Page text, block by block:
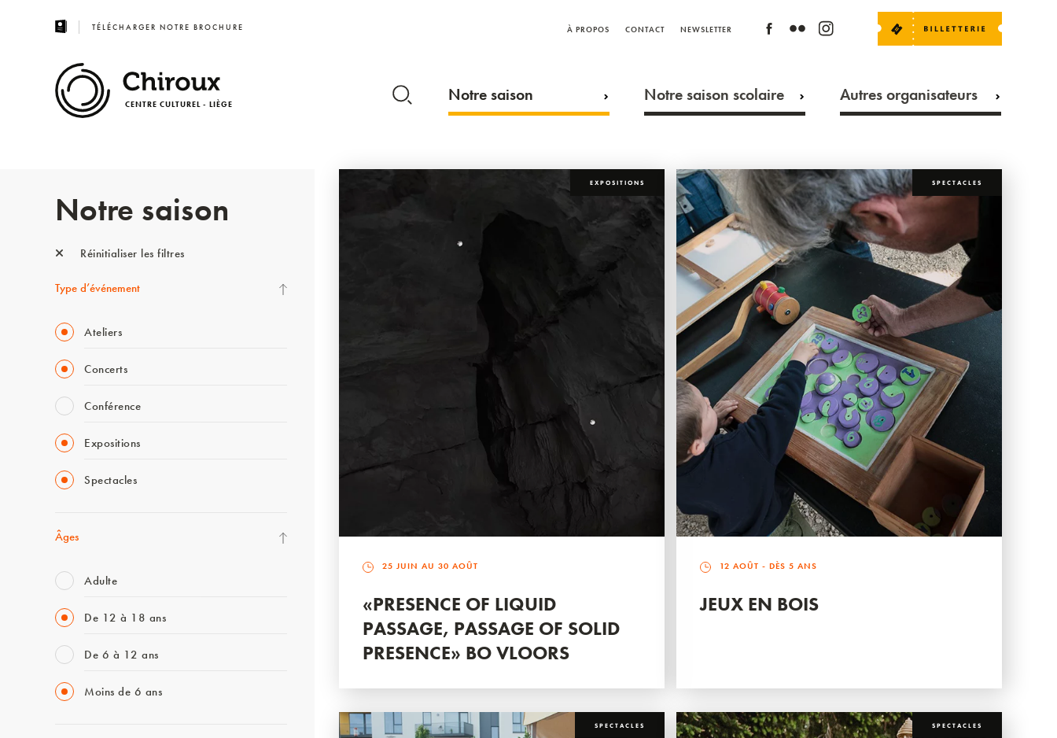
TÉLÉCHARGER NOTRE BROCHURE À PROPOS CONTACT NEWSLETTER
CENTRE CULTUREL - LIÈGE Notre saison Notre saison scolaire Autres organisateurs
Notre saison
Réinitialiser les filtres
Type d’événement
Ateliers
Concerts
Conférence
Expositions
Spectacles
Âges
Adulte
De 12 à 18 ans
De 6 à 12 ans
Moins de 6 ans
EXPOSITIONS
25 JUIN AU 30 AOÛT
«PRESENCE OF LIQUID
PASSAGE, PASSAGE OF SOLID
PRESENCE» BO VLOORS
SPECTACLES
12 AOÛT - DÈS 5 ANS
JEUX EN BOIS
SPECTACLES SPECTACLES